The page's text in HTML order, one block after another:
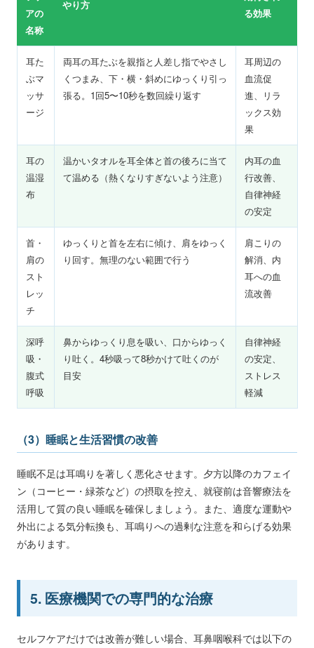
アの
名称
やり方
る効果
耳た
ぶマ
ッサ
ージ
両耳の耳たぶを親指と人差し指でやさし
くつまみ、下・横・斜めにゆっくり引っ
張る。1回5〜10秒を数回繰り返す
耳周辺の
血流促
進、リラ
ックス効
果
耳の
温湿
布
温かいタオルを耳全体と首の後ろに当て
て温める（熱くなりすぎないよう注意）
内耳の血
行改善、
自律神経
の安定
首・
肩の
スト
レッ
チ
ゆっくりと首を左右に傾け、肩をゆっく
り回す。無理のない範囲で行う
肩こりの
解消、内
耳への血
流改善
深呼
吸・
腹式
呼吸
鼻からゆっくり息を吸い、口からゆっく
り吐く。4秒吸って8秒かけて吐くのが
目安
自律神経
の安定、
ストレス
軽減
（3）睡眠と生活習慣の改善
睡眠不足は耳鳴りを著しく悪化させます。夕方以降のカフェイ
ン（コーヒー・緑茶など）の摂取を控え、就寝前は音響療法を
活用して質の良い睡眠を確保しましょう。また、適度な運動や
外出による気分転換も、耳鳴りへの過剰な注意を和らげる効果
があります。
5. 医療機関での専門的な治療
セルフケアだけでは改善が難しい場合、耳鼻咽喉科では以下の